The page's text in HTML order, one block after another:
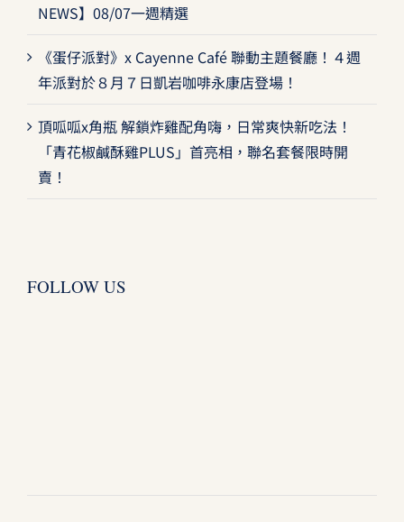
NEWS】08/07一週精選
《蛋仔派對》x Cayenne Café 聯動主題餐廳！４週
年派對於８月７日凱岩咖啡永康店登場！
頂呱呱x角瓶 解鎖炸雞配角嗨，日常爽快新吃法！
「青花椒鹹酥雞PLUS」首亮相，聯名套餐限時開
賣！
FOLLOW US